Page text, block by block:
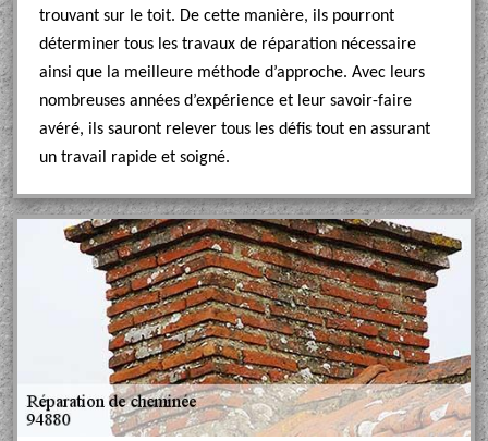
trouvant sur le toit. De cette manière, ils pourront
déterminer tous les travaux de réparation nécessaire
ainsi que la meilleure méthode d’approche. Avec leurs
nombreuses années d’expérience et leur savoir-faire
avéré, ils sauront relever tous les défis tout en assurant
un travail rapide et soigné.